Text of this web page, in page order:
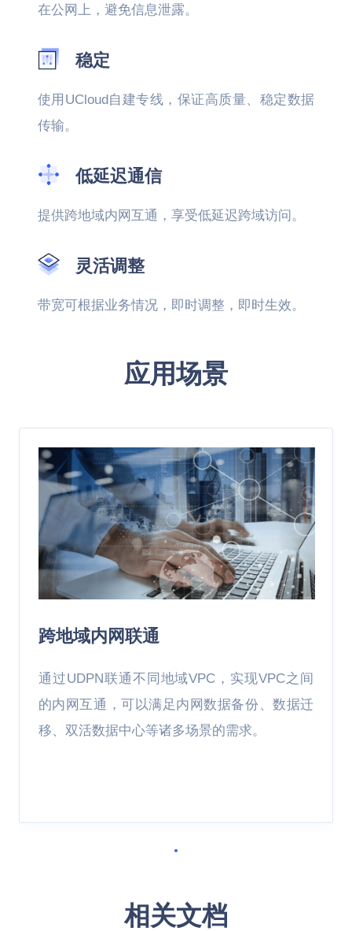
在公网上，避免信息泄露。
稳定
使用UCloud自建专线，保证高质量、稳定数据
传输。
低延迟通信
提供跨地域内网互通，享受低延迟跨域访问。
灵活调整
带宽可根据业务情况，即时调整，即时生效。
应用场景
跨地域内网联通
通过UDPN联通不同地域VPC，实现VPC之间
的内网互通，可以满足内网数据备份、数据迁
移、双活数据中心等诸多场景的需求。
相关文档